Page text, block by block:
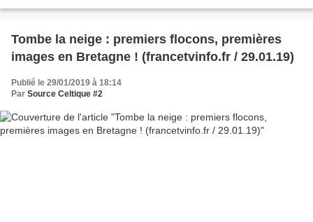
Tombe la neige : premiers flocons, premières
images en Bretagne ! (francetvinfo.fr / 29.01.19)
Publié le 29/01/2019 à 18:14
Par Source Celtique #2